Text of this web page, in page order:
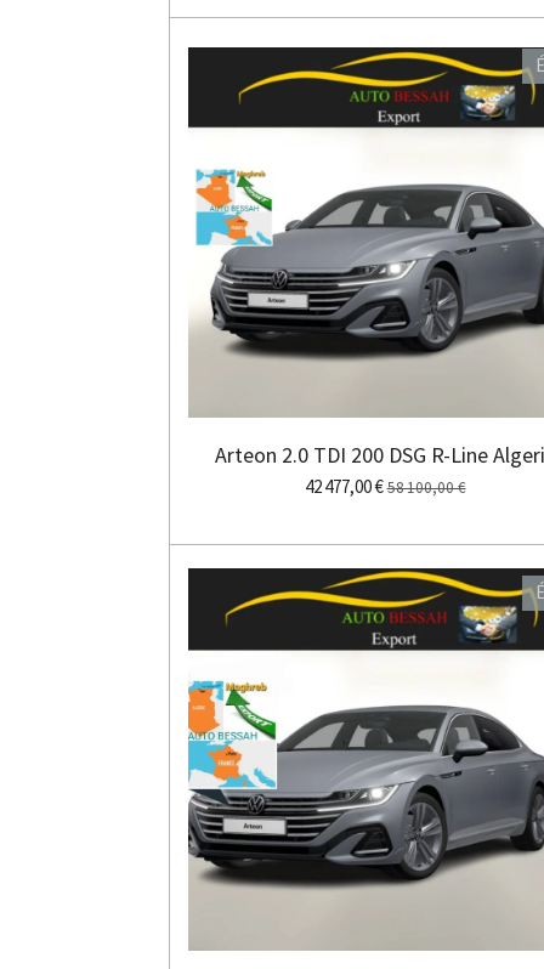
Arteon 2.0 TDI 200 DSG R-Line
42 477,00 €58 100,00 €